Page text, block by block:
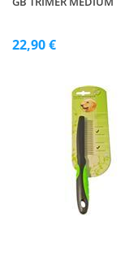
22,90 €